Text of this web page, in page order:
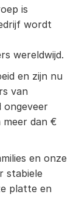
is
wordt
wereldwijd.
en zijn nu
van
ongeveer
meer dan €
en onze
stabiele
platte en